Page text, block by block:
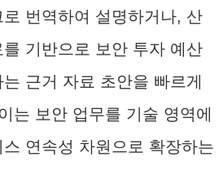
번역하여 설명하거나, 산
기반으로 보안 투자 예산
근거 자료 초안을 빠르게
는 보안 업무를 기술 영역에
연속성 차원으로 확장하는